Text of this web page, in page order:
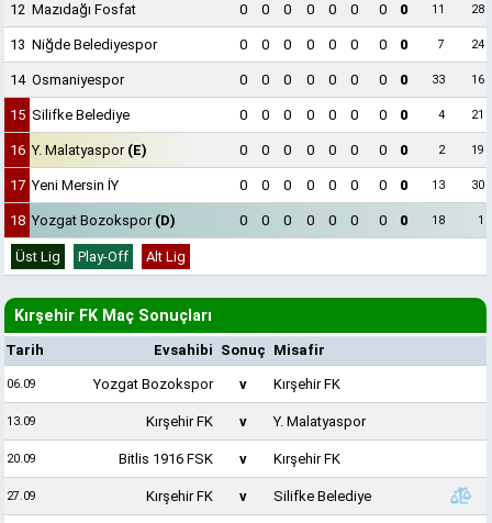
12 Mazıdağı Fosfat 0 0 0 0 0 0 0 0 11 28
13 Niğde Belediyespor 0 0 0 0 0 0 0 0 7 24
14 Osmaniyespor 0 0 0 0 0 0 0 0 33 16
15 Silifke Belediye 0 0 0 0 0 0 0 0 4 21
16 Y. Malatyaspor (E) 0 0 0 0 0 0 0 0 2 19
17 Yeni Mersin İY 0 0 0 0 0 0 0 0 13 30
18 Yozgat Bozokspor (D) 0 0 0 0 0 0 0 0 18 1
Üst Lig Play-Off Alt Lig
Kırşehir FK Maç Sonuçları
Tarih Evsahibi Sonuç Misafir
06.09 Yozgat Bozokspor v Kırşehir FK
13.09 Kırşehir FK v Y. Malatyaspor
20.09 Bitlis 1916 FSK v Kırşehir FK
27.09 Kırşehir FK v Silifke Belediye